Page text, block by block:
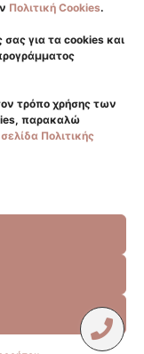
Πολιτική Cookies.
σας για τα cookies και
τρόπο χρήσης των
παρακαλώ
σελίδα Πολιτικής